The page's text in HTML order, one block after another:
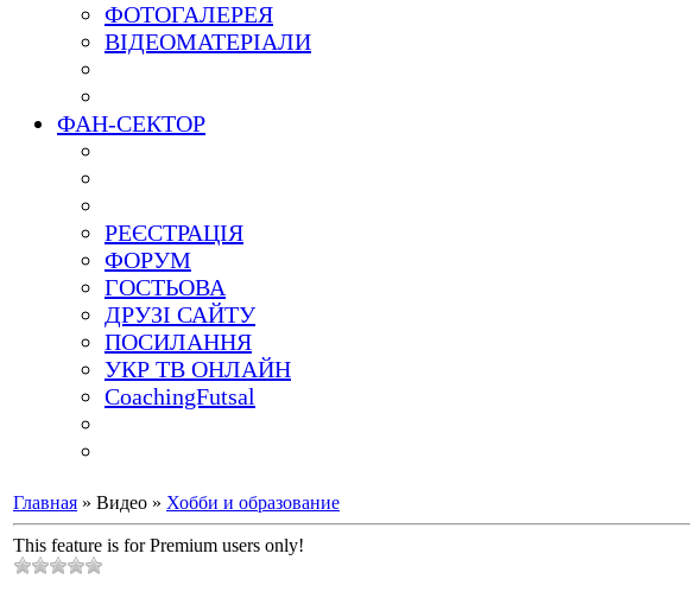
ФОТОГАЛЕРЕЯ
ВІДЕОМАТЕРІАЛИ
ФАН-СЕКТОР
РЕЄСТРАЦІЯ
ФОРУМ
ГОСТЬОВА
ДРУЗІ САЙТУ
ПОСИЛАННЯ
УКР ТВ ОНЛАЙН
CoachingFutsal
Главная » Видео » Хобби и образование
This feature is for Premium users only!